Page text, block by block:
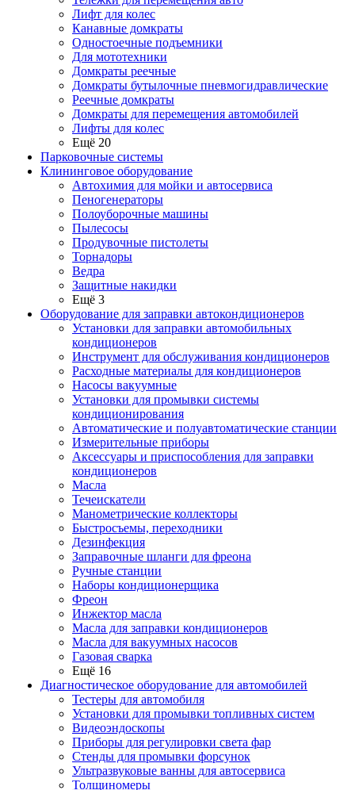
Лифт для колес
Канавные домкраты
Одностоечные подъемники
Для мототехники
Домкраты реечные
Домкраты бутылочные пневмогидравлические
Реечные домкраты
Домкраты для перемещения автомобилей
Лифты для колес
Ещё 20
Парковочные системы
Клининговое оборудование
Автохимия для мойки и автосервиса
Пеногенераторы
Полоуборочные машины
Пылесосы
Продувочные пистолеты
Торнадоры
Ведра
Защитные накидки
Ещё 3
Оборудование для заправки автокондиционеров
Установки для заправки автомобильных
кондиционеров
Инструмент для обслуживания кондиционеров
Расходные материалы для кондиционеров
Насосы вакуумные
Установки для промывки системы
кондиционирования
Автоматические и полуавтоматические станции
Измерительные приборы
Аксессуары и приспособления для заправки
кондиционеров
Масла
Течеискатели
Манометрические коллекторы
Быстросъемы, переходники
Дезинфекция
Заправочные шланги для фреона
Ручные станции
Наборы кондиционерщика
Фреон
Инжектор масла
Масла для заправки кондиционеров
Масла для вакуумных насосов
Газовая сварка
Ещё 16
Диагностическое оборудование для автомобилей
Тестеры для автомобиля
Установки для промывки топливных систем
Видеоэндоскопы
Приборы для регулировки света фар
Стенды для промывки форсунок
Ультразвуковые ванны для автосервиса
Толщиномеры